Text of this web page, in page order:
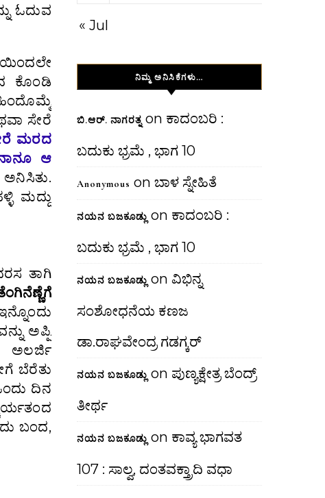
ಓದುವ
ಕೊಂಡಿ
ಸೇರೆ
ಮರದ
ಆ
ಅನಿಸಿತು.
ಮದ್ದು
ತಾಗಿ‌
ಅಪ್ಪಿ
ಬೆರೆತು
ದಿನ
ಬಂದ,
« Jul
ನಿಮ್ಮ ಅನಿಸಿಕೆಗಳು…
ಬಿ.ಆರ್. ನಾಗರತ್ನ on ಕಾದಂಬರಿ :
ಬದುಕು ಭ್ರಮೆ , ಭಾಗ 10
Anonymous on ಬಾಳ ಸ್ನೇಹಿತೆ
ನಯನ ಬಜಕೂಡ್ಲು on ಕಾದಂಬರಿ :
ಬದುಕು ಭ್ರಮೆ , ಭಾಗ 10
ನಯನ ಬಜಕೂಡ್ಲು on ವಿಭಿನ್ನ
ಸಂಶೋಧನೆಯ ಕಣಜ
ಡಾ.ರಾಘವೇಂದ್ರ ಗಡಗ್ಕರ್
ನಯನ ಬಜಕೂಡ್ಲು on ಪುಣ್ಯಕ್ಷೇತ್ರ ಬೆಂದ್ರ್
ತೀರ್ಥ
ನಯನ ಬಜಕೂಡ್ಲು on ಕಾವ್ಯ ಭಾಗವತ
107 : ಸಾಲ್ವ, ದಂತವಕ್ತ್ರಾದಿ ವಧಾ